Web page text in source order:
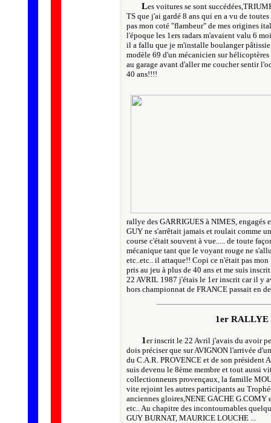
Les voitures se sont
TS que j'ai gardé 8 ans qui en a vu de
pas mon coté "flambeur" de mes origines
l'époque les 1ers radars m'avaient valu 6
il a fallu que je m'installe boulanger
modèle 69 d'un mécanicien sur
au garage avant d'aller me coucher sentir
40 ans!!!!
rallye des GARRIGUES à NIMES, engagés
GUY ne s'arrêtait jamais et roulait comme
course c'était souvent à vue..... de toute
mécanique tant que le voyant rouge ne
etc..etc.. il attaque!! Copi ce n'était pas
pris au jeu à plus de 40 ans et me suis
22 AVRIL 1987 j'étais le 1er inscrit car il y
hors championnat de FRANCE passait en
1er RALLYE
1 er inscrit le 22 Avril j'avais du avoir
dois préciser que sur AVIGNON l'arrivée
du C.A.R. PROVENCE et de son
suis devenu le 8ème membre et tout aussi
collectionneurs provençaux, la famille
vite rejoint les autres participants au
anciennes gloires,NENE GACHE G.COMY
etc.. Au chapitre des incontournables
GUY BURNAT, MAURICE LOUCHE ...